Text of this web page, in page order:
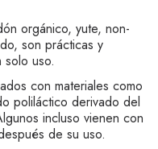
orgánico, yute, non-
son prácticas y
solo uso.
con materiales como
poliláctico derivado del
incluso vienen con
de su uso.